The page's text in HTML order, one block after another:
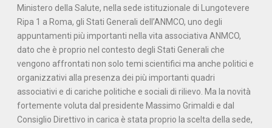
Ministero della Salute, nella sede istituzionale di Lungotevere
Ripa 1 a Roma, gli Stati Generali dell’ANMCO, uno degli
appuntamenti più importanti nella vita associativa ANMCO,
dato che è proprio nel contesto degli Stati Generali che
vengono affrontati non solo temi scientifici ma anche politici e
organizzativi alla presenza dei più importanti quadri
associativi e di cariche politiche e sociali di rilievo. Ma la novità
fortemente voluta dal presidente Massimo Grimaldi e dal
Consiglio Direttivo in carica è stata proprio la scelta della sede,